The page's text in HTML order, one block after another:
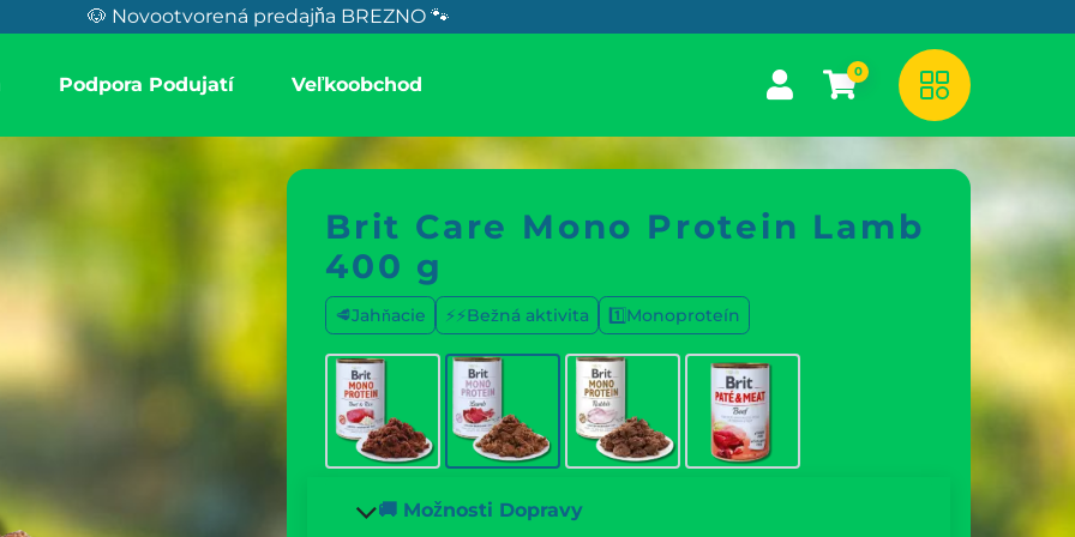
🐶 Novootvorená predajňa BREZNO 🐾
Podpora Podujatí Veľkoobchod
0
Brit Care Mono Protein Lamb
400 g
🥩Jahňacie ⚡⚡Bežná aktivita 1️⃣Monoproteín
🚚 Možnosti Dopravy